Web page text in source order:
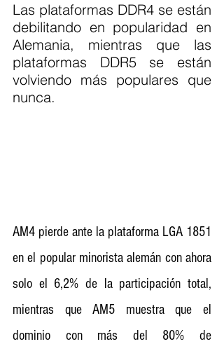
Las plataformas DDR4 se están
debilitando en popularidad en
Alemania, mientras que las
plataformas DDR5 se están
volviendo más populares que
nunca.
AM4 pierde ante la plataforma LGA 1851
en el popular minorista alemán con ahora
solo el 6,2% de la participación total,
mientras que AM5 muestra que el
dominio con más del 80% de